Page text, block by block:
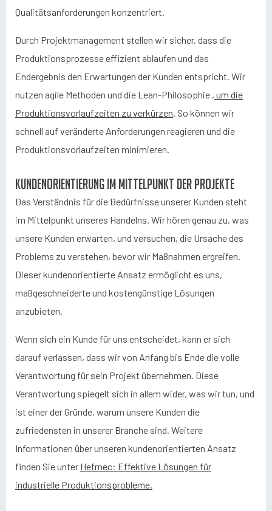
Qualitätsanforderungen konzentriert.
Durch Projektmanagement stellen wir sicher, dass die
Produktionsprozesse effizient ablaufen und das
Endergebnis den Erwartungen der Kunden entspricht. Wir
nutzen agile Methoden und die Lean-Philosophie , um die
Produktionsvorlaufzeiten zu verkürzen. So können wir
schnell auf veränderte Anforderungen reagieren und die
Produktionsvorlaufzeiten minimieren.
Kundenorientierung im Mittelpunkt der Projekte
Das Verständnis für die Bedürfnisse unserer Kunden steht
im Mittelpunkt unseres Handelns. Wir hören genau zu, was
unsere Kunden erwarten, und versuchen, die Ursache des
Problems zu verstehen, bevor wir Maßnahmen ergreifen.
Dieser kundenorientierte Ansatz ermöglicht es uns,
maßgeschneiderte und kostengünstige Lösungen
anzubieten.
Wenn sich ein Kunde für uns entscheidet, kann er sich
darauf verlassen, dass wir von Anfang bis Ende die volle
Verantwortung für sein Projekt übernehmen. Diese
Verantwortung spiegelt sich in allem wider, was wir tun, und
ist einer der Gründe, warum unsere Kunden die
zufriedensten in unserer Branche sind. Weitere
Informationen über unseren kundenorientierten Ansatz
finden Sie unter Hefmec: Effektive Lösungen für
industrielle Produktionsprobleme.